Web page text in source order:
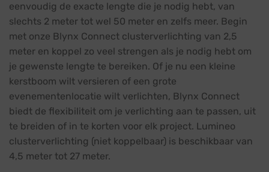
eenvoudig de exacte lengte die je nodig hebt, van
slechts 2 meter tot wel 50 meter en zelfs meer. Begin
met onze Blynx Connect clusterverlichting van 2,5
meter en koppel zo veel strengen als je nodig hebt om
je gewenste lengte te bereiken. Of je nu een kleine
kerstboom wilt versieren of een grote
evenementenlocatie wilt verlichten, Blynx Connect
biedt de flexibiliteit om je verlichting aan te passen, uit
te breiden of in te korten voor elk project. Lumineo
clusterverlichting (niet koppelbaar) is beschikbaar van
4,5 meter tot 27 meter.